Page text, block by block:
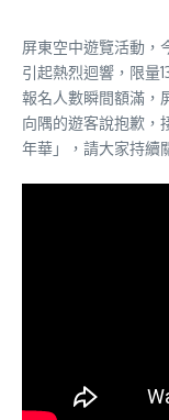
屏東空中遊覽活動，
引起熱烈迴響，限量
報名人數瞬間額滿，
向隅的遊客說抱歉，
年華」，請大家持續